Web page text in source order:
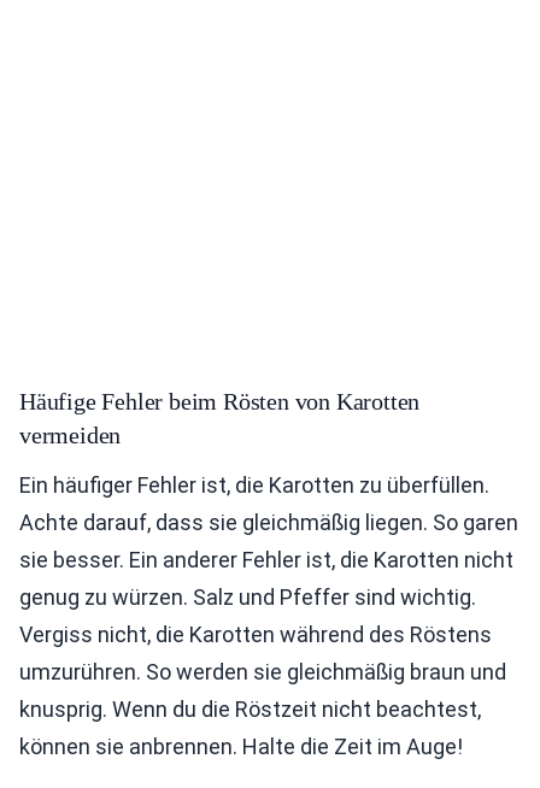
Häufige Fehler beim Rösten von Karotten
vermeiden
Ein häufiger Fehler ist, die Karotten zu überfüllen.
Achte darauf, dass sie gleichmäßig liegen. So garen
sie besser. Ein anderer Fehler ist, die Karotten nicht
genug zu würzen. Salz und Pfeffer sind wichtig.
Vergiss nicht, die Karotten während des Röstens
umzurühren. So werden sie gleichmäßig braun und
knusprig. Wenn du die Röstzeit nicht beachtest,
können sie anbrennen. Halte die Zeit im Auge!